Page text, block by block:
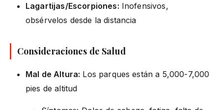
Lagartijas/Escorpiones: Inofensivos,
obsérvelos desde la distancia
Consideraciones de Salud
Mal de Altura: Los parques están a 5,000-7,000
pies de altitud